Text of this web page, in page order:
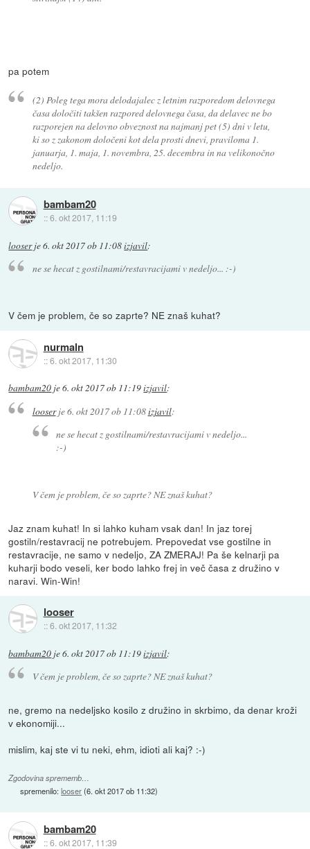
pa potem
(2) Poleg tega mora delodajalec z letnim razporedom delovnega
časa določiti takšen razpored delovnega časa, da delavec ne bo
razporejen na delovno obveznost na najmanj pet (5) dni v letu,
ki so z zakonom določeni kot dela prosti dnevi, praviloma 1.
januarja, 1. maja, 1. novembra, 25. decembra in na velikonočno
nedeljo.
bambam20
::6. okt 2017, 11:19
looserje6. okt 2017 ob 11:08izjavil:
ne se hecat z gostilnami/restavracijami v nedeljo... :-)
V čem je problem, če so zaprte? NE znaš kuhat?
nurmaln
::6. okt 2017, 11:30
bambam20 je6. okt 2017 ob 11:19izjavil:
looserje6. okt 2017 ob 11:08izjavil:
ne se hecat z gostilnami/restavracijami v nedeljo...
:-)
V čem je problem, če so zaprte? NE znaš kuhat?
Jaz znam kuhat! In si lahko kuham vsak dan! In jaz torej
gostiln/restavracij ne potrebujem. Prepovedat vse gostilne in
restavracije, ne samo v nedeljo, ZA ZMERAJ! Pa še kelnarji pa
kuharji bodo veseli, ker bodo lahko frej in več časa z družino v
naravi. Win-Win!
looser
::6. okt 2017, 11:32
bambam20 je6. okt 2017 ob 11:19izjavil:
V čem je problem, če so zaprte? NE znaš kuhat?
ne, gremo na nedeljsko kosilo z družino in skrbimo, da denar kroži
v ekonomiji...
mislim, kaj ste vi tu neki, ehm, idioti ali kaj? :-)
Zgodovina sprememb…
spremenilo:looser(6. okt 2017 ob 11:32)
bambam20
::6. okt 2017, 11:39